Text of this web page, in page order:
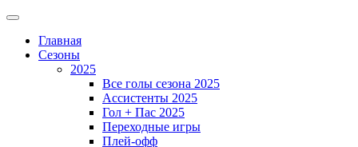
Главная
Сезоны
2025
Все голы сезона 2025
Ассистенты 2025
Гол + Пас 2025
Переходные игры
Плей-офф